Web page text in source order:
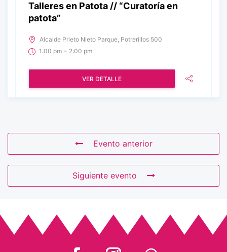
Talleres en Patota // “Curatoría en
patota”
Alcalde Prieto Nieto Parque, Potrerillos 500
1:00 pm - 2:00 pm
VER DETALLE
Evento anterior
Siguiente evento